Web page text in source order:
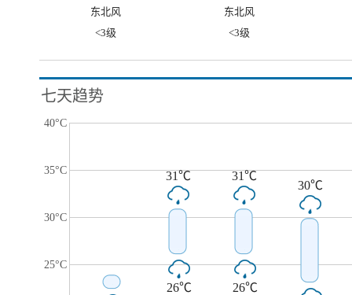
东北风
东北风
<3级
<3级
七天趋势
40°C
35°C
30°C
25°C
31℃
26℃
31℃
26℃
30℃